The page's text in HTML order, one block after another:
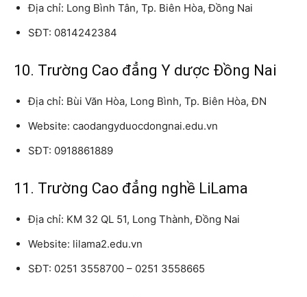
Địa chỉ: Long Bình Tân, Tp. Biên Hòa, Đồng Nai
SĐT: 0814242384
10. Trường Cao đẳng Y dược Đồng Nai
Địa chỉ: Bùi Văn Hòa, Long Bình, Tp. Biên Hòa, ĐN
Website: caodangyduocdongnai.edu.vn
SĐT: 0918861889
11. Trường Cao đẳng nghề LiLama
Địa chỉ: KM 32 QL 51, Long Thành, Đồng Nai
Website: lilama2.edu.vn
SĐT: 0251 3558700 – 0251 3558665